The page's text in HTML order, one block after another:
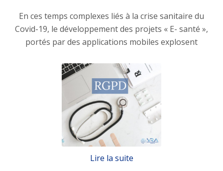
En ces temps complexes liés à la crise sanitaire du
Covid-19, le développement des projets « E- santé »,
portés par des applications mobiles explosent
Lire la suite